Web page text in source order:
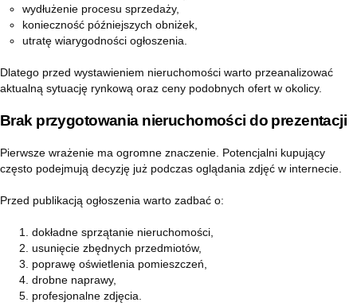
wydłużenie procesu sprzedaży,
konieczność późniejszych obniżek,
utratę wiarygodności ogłoszenia.
Dlatego przed wystawieniem nieruchomości warto przeanalizować
aktualną sytuację rynkową oraz ceny podobnych ofert w okolicy.
Brak przygotowania nieruchomości do prezentacji
Pierwsze wrażenie ma ogromne znaczenie. Potencjalni kupujący
często podejmują decyzję już podczas oglądania zdjęć w internecie.
Przed publikacją ogłoszenia warto zadbać o:
dokładne sprzątanie nieruchomości,
usunięcie zbędnych przedmiotów,
poprawę oświetlenia pomieszczeń,
drobne naprawy,
profesjonalne zdjęcia.